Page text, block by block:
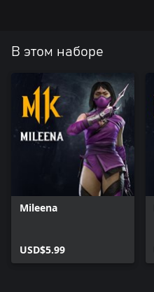
В этом наборе
Mileena
USD$5.99